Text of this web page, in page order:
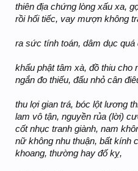
thiên địa chứng lòng xấu xa,
rồi hối tiếc, vay mượn không
ra sức tính toán, dâm dục quá
khẩu phật tâm xà, đồ thiu
ngắn đo thiếu, đấu nhỏ cân
thu lợi gian trá, bóc lột lương
lam vô tận, nguyền rủa (lời)
cốt nhục tranh giành, nam
nữ không nhu thuận, bất kính
khoang, thường hay đố kỵ,